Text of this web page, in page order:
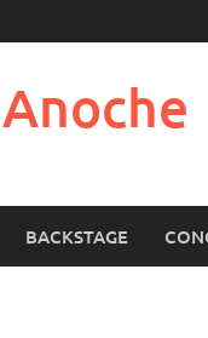
BACKSTAGE